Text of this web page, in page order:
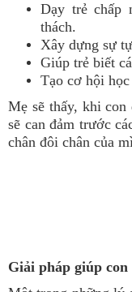
Dạy trẻ chấp
thách.
Xây dựng sự
Giúp trẻ biết
Tạo cơ hội
Mẹ sẽ thấy, khi con
sẽ can đảm trước
chân đôi chân của
Giải pháp giúp